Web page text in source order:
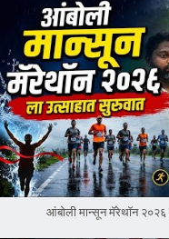
आंबोली मान्सून मॅरेथॉन